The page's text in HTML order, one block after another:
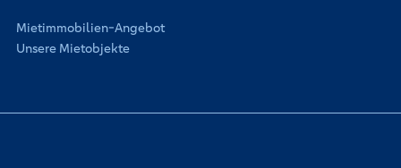
Mietimmobilien-Angebot
Unsere Mietobjekte